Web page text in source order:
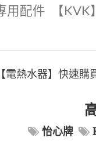
用配件 【
電熱水器】快速購
怡心牌